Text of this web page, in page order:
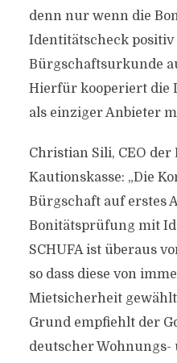
denn nur wenn die
Identitätscheck positiv
Bürgschaftsurkunde
Hierfür kooperiert die
als einziger Anbieter
Christian Sili, CEO der
Kautionskasse: „Die
Bürgschaft auf erstes
Bonitätsprüfung mit
SCHUFA ist überaus
so dass diese von
Mietsicherheit
Grund empfiehlt der
deutscher Wohnungs-